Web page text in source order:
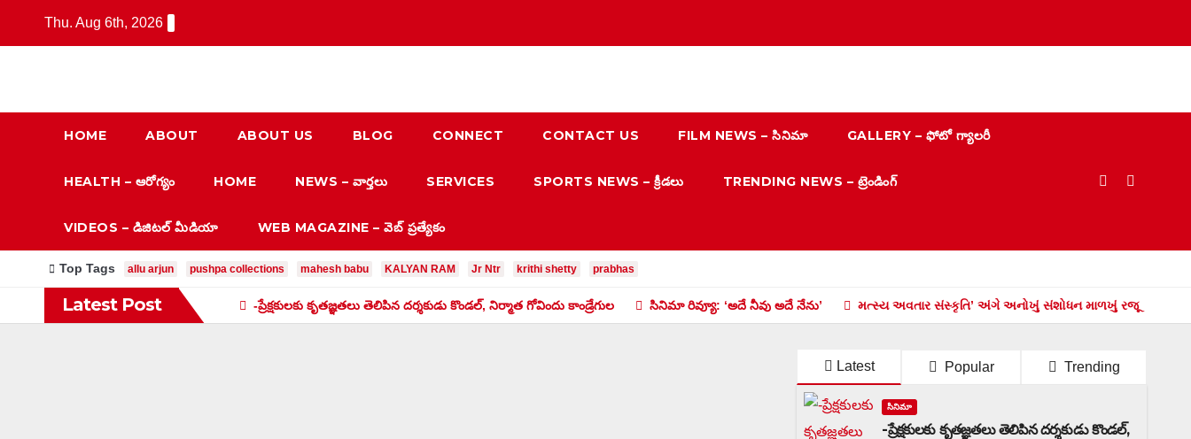
Thu. Aug 6th, 2026
HOME ABOUT ABOUT US BLOG CONNECT CONTACT US FILM NEWS – సినిమా GALLERY – ఫోటో గ్యాలరీ
HEALTH – ఆరోగ్యం HOME NEWS – వార్త‌లు SERVICES SPORTS NEWS – క్రీడలు TRENDING NEWS – ట్రెండింగ్
VIDEOS – డిజిటల్ మీడియా WEB MAGAZINE – వెబ్ ప్రత్యేకం
Top Tags allu arjun pushpa collections mahesh babu KALYAN RAM Jr Ntr krithi shetty prabhas
Latest Post -ప్రేక్షకులకు కృతజ్ఞతలు తెలిపిన దర్శకుడు కొండల్, నిర్మాత గోవిందు కాండ్రేగుల సినిమా రివ్యూ: ‘అదే నీవు అదే నేను’ મત્સ્ય અવતાર સંસ્કૃતિ’ અંગે અનોખું સંશોધન માળખું રજૂ
Latest Popular Trending
సినిమా
-ప్రేక్షకులకు కృతజ్ఞతలు తెలిపిన దర్శకుడు కొండల్,